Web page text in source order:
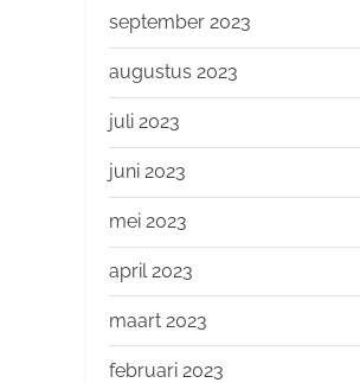
september 2023
augustus 2023
juli 2023
juni 2023
mei 2023
april 2023
maart 2023
februari 2023